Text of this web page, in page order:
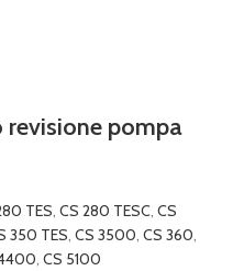
pompa
TES, CS 280 TESC, CS
350 TES, CS 3500, CS 360,
, CS 5100